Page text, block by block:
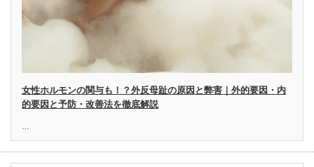
女性ホルモンの関与も！？外反母趾の原因と弊害｜外的要因・内
的要因と予防・改善法を徹底解説